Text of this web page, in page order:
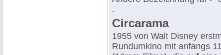
.
Circarama
1955 von Walt Disney
Rundumkino mit anfangs